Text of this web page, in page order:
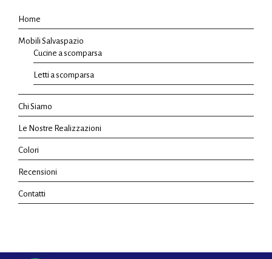
Home
Mobili Salvaspazio
Cucine a scomparsa
Letti a scomparsa
Chi Siamo
Le Nostre Realizzazioni
Colori
Recensioni
Contatti